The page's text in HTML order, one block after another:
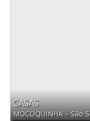
CASAS
MOCOQUINHA–São